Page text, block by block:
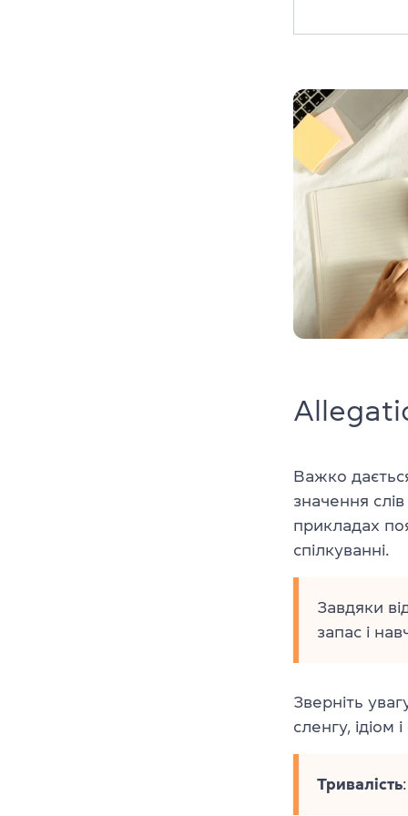
Важко
значення слів
прикладах
спілкуванні.
Завдяки
запас і
Зверніть
сленгу, ідіом
Тривалість